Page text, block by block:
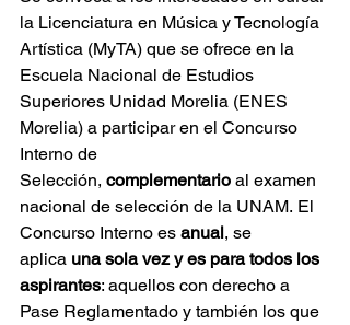
la Licenciatura en Música y Tecnología
Artística (MyTA) que se ofrece en la
Escuela Nacional de Estudios
Superiores Unidad Morelia (ENES
Morelia) a participar en el Concurso
Interno de
Selección, complementario al examen
nacional de selección de la UNAM. El
Concurso Interno es anual, se
aplica una sola vez y es para todos los
aspirantes: aquellos con derecho a
Pase Reglamentado y también los que